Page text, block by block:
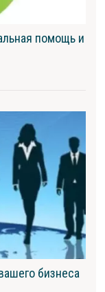
помощь и
бизнеса